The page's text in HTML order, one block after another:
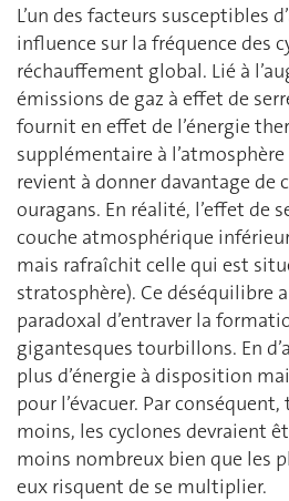
L’un des facteurs susceptibles
influence sur la fréquence des
réchauffement global. Lié à
émissions de gaz à effet de
fournit en effet de l’énergie
supplémentaire à
revient à donner davantage de
ouragans. En réalité, l’effet de
couche atmosphérique
mais rafraîchit celle qui est
stratosphère). Ce déséquilibre
paradoxal d’entraver la
gigantesques tourbillons. En
plus d’énergie à disposition
pour l’évacuer. Par
moins, les cyclones devraient
moins nombreux bien que les
eux risquent de se multiplier.